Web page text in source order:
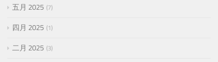
五月 2025 7
四月 2025 1
二月 2025 3